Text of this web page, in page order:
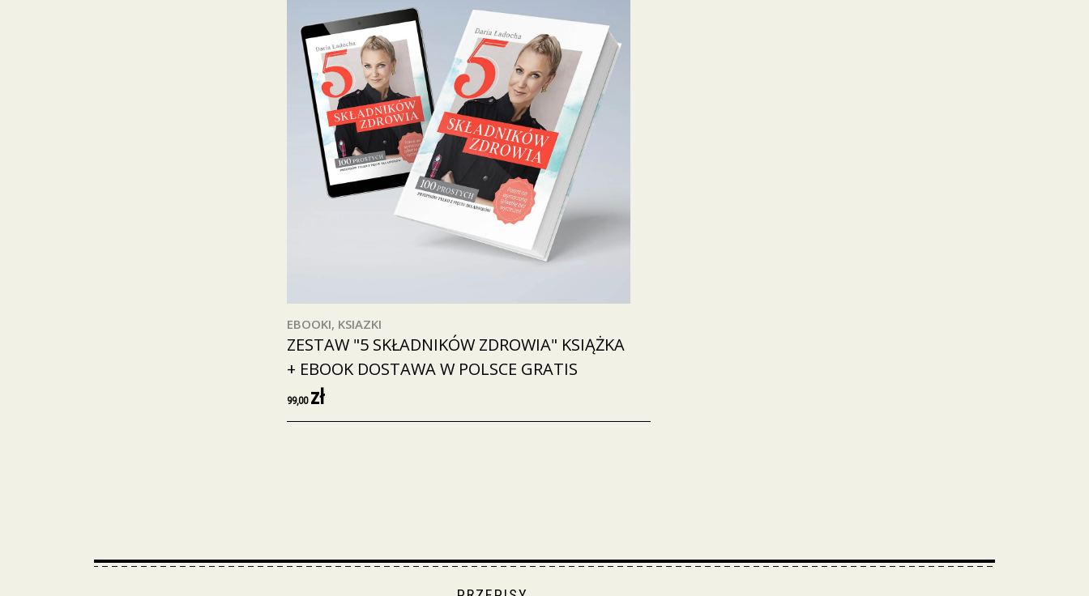
EBOOKI, KSIAZKI
ZESTAW "5 SKŁADNIKÓW ZDROWIA" KSIĄŻKA
+ EBOOK DOSTAWA W POLSCE GRATIS
99,00 zł